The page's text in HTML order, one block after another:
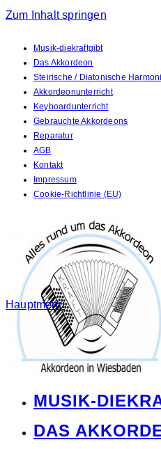
Zum Inhalt springen
Musik-diekraftgibt
Das Akkordeon
Steirische / Diatonische
Akkordeonunterricht
Keyboardunterricht
Gebrauchte Akkordeons
Reparatur
AGB
Kontakt
Impressum
Cookie-Richtlinie (EU)
Hauptmenü
MUSIK-
DAS